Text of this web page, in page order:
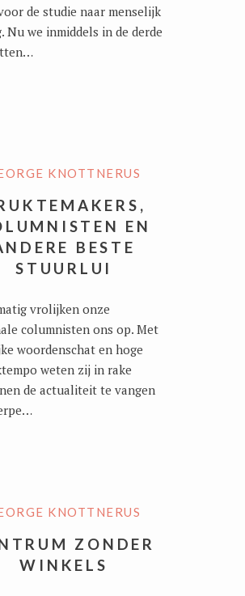
de studie naar menselijk
Nu we inmiddels in de derde
KNOTTNERUS
EN
BESTE
STUURLUI
vrolijken onze
columnisten ons op. Met
woordenschat en hoge
weten zij in rake
de actualiteit te vangen
KNOTTNERUS
ZONDER
WINKELS